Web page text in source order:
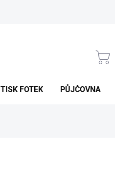
TISK FOTEK PŮJČOVNA